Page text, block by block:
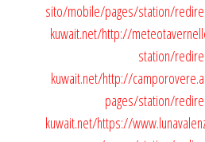
sito/mobile/pages/station/
kuwait.net/http://
station/
kuwait.net/http://
pages/station/
kuwait.net/https://